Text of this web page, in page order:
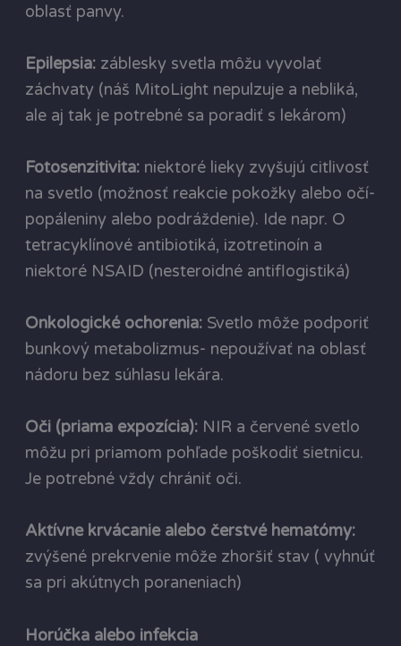
oblasť panvy.
Epilepsia: záblesky svetla môžu vyvolať
záchvaty (náš MitoLight nepulzuje a nebliká,
ale aj tak je potrebné sa poradiť s lekárom)
Fotosenzitivita: niektoré lieky zvyšujú citlivosť
na svetlo (možnosť reakcie pokožky alebo očí-
popáleniny alebo podráždenie). Ide napr. O
tetracyklínové antibiotiká, izotretinoín a
niektoré NSAID (nesteroidné antiflogistiká)
Onkologické ochorenia: Svetlo môže podporiť
bunkový metabolizmus- nepoužívať na oblasť
nádoru bez súhlasu lekára.
Oči (priama expozícia): NIR a červené svetlo
môžu pri priamom pohľade poškodiť sietnicu.
Je potrebné vždy chrániť oči.
Aktívne krvácanie alebo čerstvé hematómy:
zvýšené prekrvenie môže zhoršiť stav ( vyhnúť
sa pri akútnych poraneniach)
Horúčka alebo infekcia